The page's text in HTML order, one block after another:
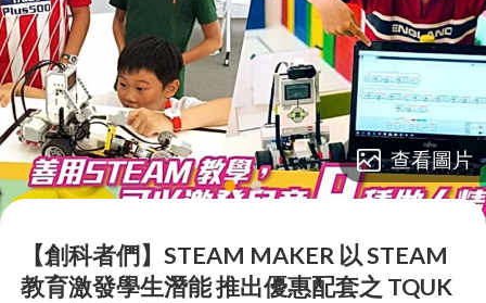
lens lens
查看圖片
【​創科者們】STEAM MAKER 以 STEAM
教育激發學生潛能 推出優惠配套之 TQUK